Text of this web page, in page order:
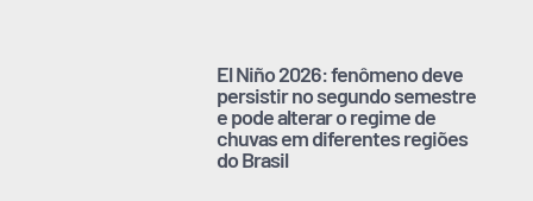
El Niño 2026: fenômeno deve
persistir no segundo semestre
e pode alterar o regime de
chuvas em diferentes regiões
do Brasil